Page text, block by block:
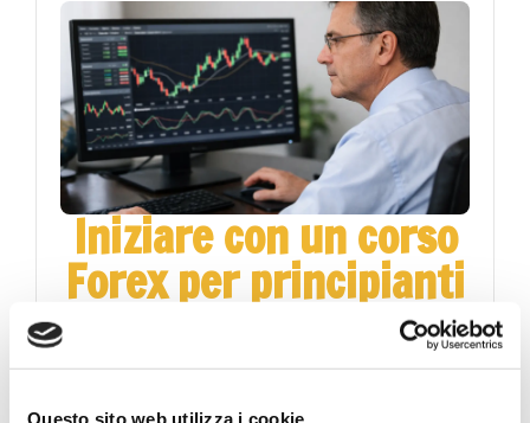
Questo sito web utilizza i cookie
Iniziare con un corso
Forex per principianti
rischio per leggere i grafici con maggiore lucidità